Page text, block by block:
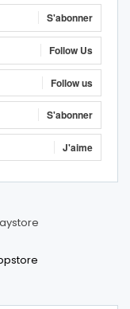
S'abonner
Follow Us
Follow us
S'abonner
J'aime